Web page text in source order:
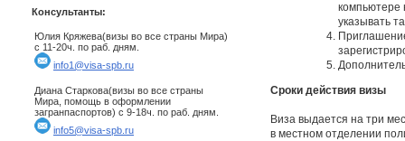
Консультанты:
Юлия Кряжева(визы во все страны Мира)
с 11-20ч. по раб. дням.
info1@visa-spb.ru
Диана Старкова(визы во все страны
Мира, помощь в оформлении
загранпаспортов) с 9-18ч. по раб. дням.
info5@visa-spb.ru
компьютере
указывать
Сроки действия визы
Виза выдается на три
в местном отделении